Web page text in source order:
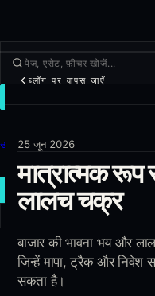
उत्पाद
और
नया ट्रेड
लॉग इन साइन अप
ब्लॉग पर वापस जाएँ
25 जून 2026
मात्रात्मक
लालच चक्र
बाजार की भावना भय और
जिन्हें मापा, ट्रैक और निवेश
सकता है।